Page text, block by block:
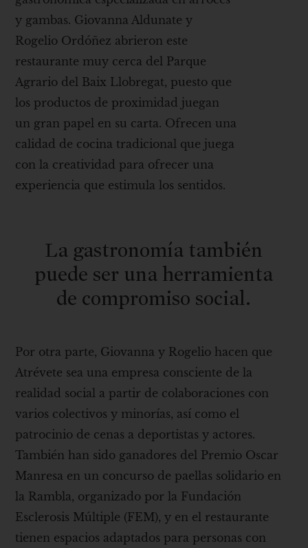
y gambas. Giovanna Aldunate y
Rogelio Ordóñez abrieron este
restaurante muy cerca del Parque
Agrario del Baix Llobregat, puesto que
los productos de proximidad juegan
un gran papel en su carta. Ofrecen una
calidad de cocina tradicional que juega
con la creatividad para ofrecer una
experiencia que estimula los sentidos.
La gastronomía también
puede ser una herramienta
de compromiso social.
Por otra parte, Giovanna y Rogelio hacen que
Atrévete sea una empresa consciente de la
realidad social a partir de colaboraciones con
varios colectivos y minorías, así como el
patrocinio de cenas a deportistas y actores.
También han sido ganadores del Premio Oscar
Manresa en un concurso de paellas solidario en
la Rambla, organizado por la Fundación
Esclerosis Múltiple (FEM), y en el restaurante
tienen espacios adaptados para personas con